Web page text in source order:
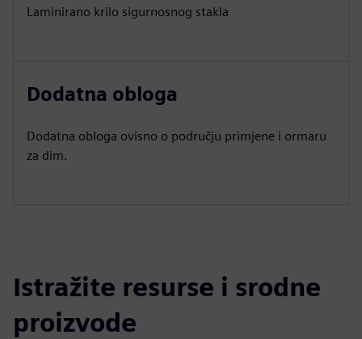
Laminirano krilo sigurnosnog stakla
Dodatna obloga
Dodatna obloga ovisno o području primjene i ormaru
za dim.
Istražite resurse i srodne
proizvode